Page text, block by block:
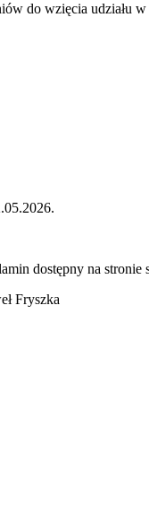
do wzięcia udziału
dostępny na
Fryszka